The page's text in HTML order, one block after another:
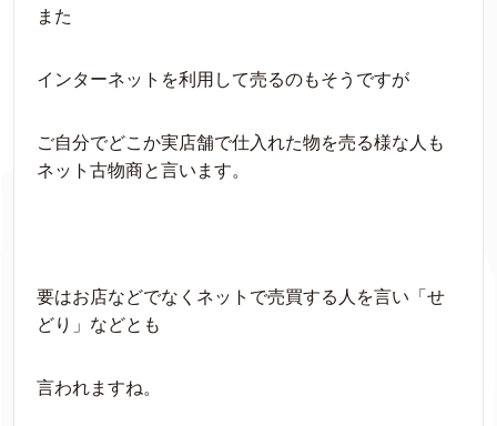
また
インターネットを利用して売るのもそうですが
ご自分でどこか実店舗で仕入れた物を売る様な人も
ネット古物商と言います。
要はお店などでなくネットで売買する人を言い「せ
どり」などとも
言われますね。